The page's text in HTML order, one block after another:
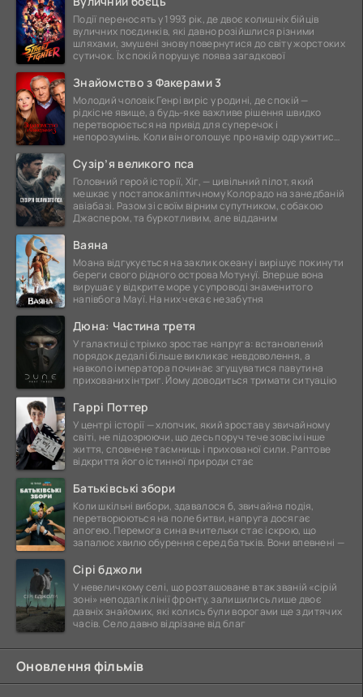
Події переносять у 1993 рік, де двоє колишніх бійців
вуличних поєдинків, які давно розійшлися різними
шляхами, змушені знову повернутися до світу жорстоких
сутичок. Їх спокій порушує поява загадкової
Знайомство з Факерами 3
Молодий чоловік Генрі виріс у родині, де спокій —
рідкісне явище, а будь-яке важливе рішення швидко
перетворюється на привід для суперечок і
непорозумінь. Коли він оголошує про намір одружитися,
Сузір’я великого пса
Головний герой історії, Хіг, — цивільний пілот, який
мешкає у постапокаліптичному Колорадо на занедбаній
авіабазі. Разом зі своїм вірним супутником, собакою
Джаспером, та буркотливим, але відданим
Ваяна
Моана відгукується на заклик океану і вирішує покинути
береги свого рідного острова Мотунуї. Вперше вона
вирушає у відкрите море у супроводі знаменитого
напівбога Мауї. На них чекає незабутня
Дюна: Частина третя
У галактиці стрімко зростає напруга: встановлений
порядок дедалі більше викликає невдоволення, а
навколо імператора починає згущуватися павутина
прихованих інтриг. Йому доводиться тримати ситуацію
Гаррі Поттер
У центрі історії — хлопчик, який зростав у звичайному
світі, не підозрюючи, що десь поруч тече зовсім інше
життя, сповнене таємниць і прихованої сили. Раптове
відкриття його істинної природи стає
Батьківські збори
Коли шкільні вибори, здавалося б, звичайна подія,
перетворюються на поле битви, напруга досягає
апогею. Перемога сина вчительки стає іскрою, що
запалює хвилю обурення серед батьків. Вони впевнені —
Сірі бджоли
У невеличкому селі, що розташоване в так званій «сірій
зоні» неподалік лінії фронту, залишились лише двоє
давніх знайомих, які колись були ворогами ще з дитячих
часів. Село давно відрізане від благ
Оновлення фільмів